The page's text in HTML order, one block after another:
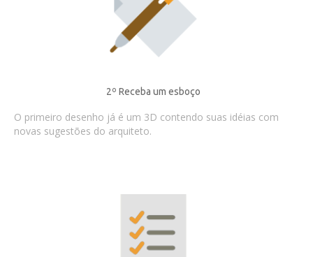
2º Receba um esboço
O primeiro desenho já é um 3D contendo suas idéias com
novas sugestões do arquiteto.